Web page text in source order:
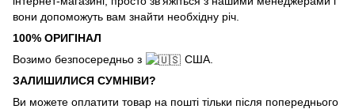
вони допоможуть вам знайти необхідну річ.
100% ОРИГІНАЛ
Возимо безпосередньо з
США.
ЗАЛИШИЛИСЯ СУМНІВИ?
Ви можете оплатити товар на пошті тільки після попереднього